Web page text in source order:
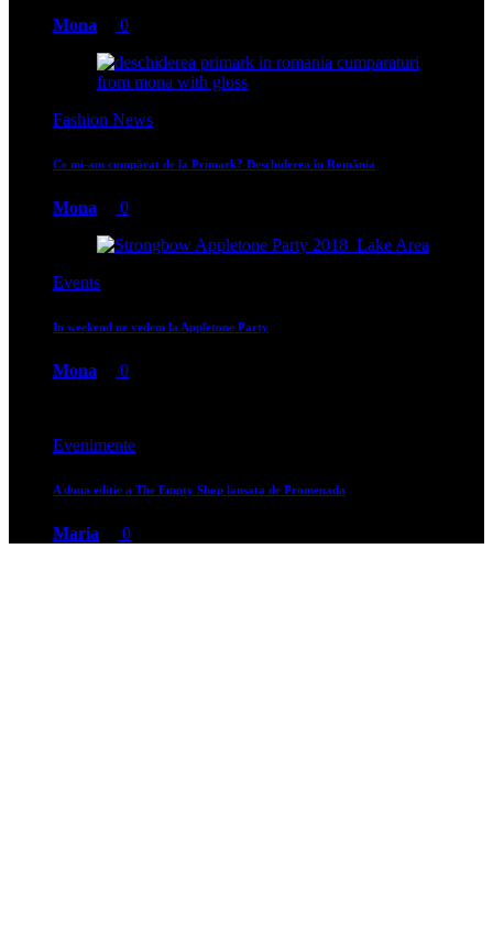
Mona 0
Fashion News
Ce mi-am cumpărat de la Primark? Deschiderea în România
Mona 0
Events
In weekend ne vedem la Appletone Party
Mona 0
Evenimente
A doua editie a The Empty Shop lansata de Promenada
Maria 0